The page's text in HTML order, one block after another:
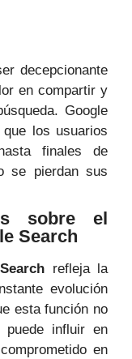
decepcionante
en compartir y
Google
los usuarios
finales de
se pierdan sus
sobre el
Search
refleja la
evolución
esta función no
puede influir en
en